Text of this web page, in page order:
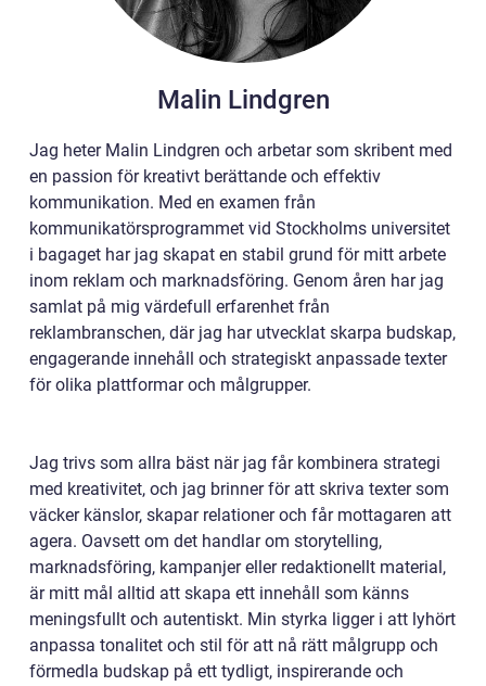
Malin Lindgren
Jag heter Malin Lindgren och arbetar som skribent med
en passion för kreativt berättande och effektiv
kommunikation. Med en examen från
kommunikatörsprogrammet vid Stockholms universitet
i bagaget har jag skapat en stabil grund för mitt arbete
inom reklam och marknadsföring. Genom åren har jag
samlat på mig värdefull erfarenhet från
reklambranschen, där jag har utvecklat skarpa budskap,
engagerande innehåll och strategiskt anpassade texter
för olika plattformar och målgrupper.
Jag trivs som allra bäst när jag får kombinera strategi
med kreativitet, och jag brinner för att skriva texter som
väcker känslor, skapar relationer och får mottagaren att
agera. Oavsett om det handlar om storytelling,
marknadsföring, kampanjer eller redaktionellt material,
är mitt mål alltid att skapa ett innehåll som känns
meningsfullt och autentiskt. Min styrka ligger i att lyhört
anpassa tonalitet och stil för att nå rätt målgrupp och
förmedla budskap på ett tydligt, inspirerande och